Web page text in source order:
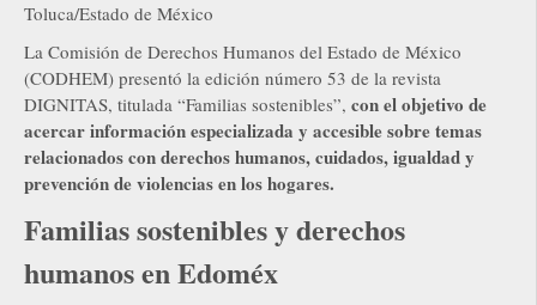
Toluca/Estado de México
La Comisión de Derechos Humanos del Estado de México
(CODHEM) presentó la edición número 53 de la revista
DIGNITAS, titulada “Familias sostenibles”, con el objetivo de
acercar información especializada y accesible sobre temas
relacionados con derechos humanos, cuidados, igualdad y
prevención de violencias en los hogares.
Familias sostenibles y derechos
humanos en Edoméx